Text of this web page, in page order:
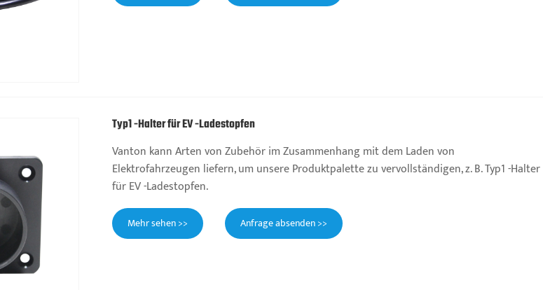
Typ1 -Halter für EV -Ladestopfen
Vanton kann Arten von Zubehör im Zusammenhang mit dem Laden von
Elektrofahrzeugen liefern, um unsere Produktpalette zu vervollständigen, z. B. Typ1 -Halter
für EV -Ladestopfen.
Mehr sehen >> Anfrage absenden >>